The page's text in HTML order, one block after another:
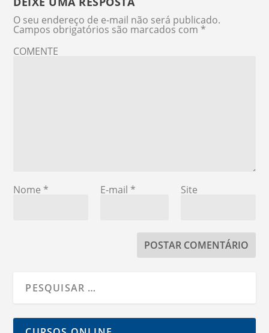
O seu endereço de e-mail não será publicado.
Campos obrigatórios são marcados com *
COMENTE
Nome * E-mail * Site